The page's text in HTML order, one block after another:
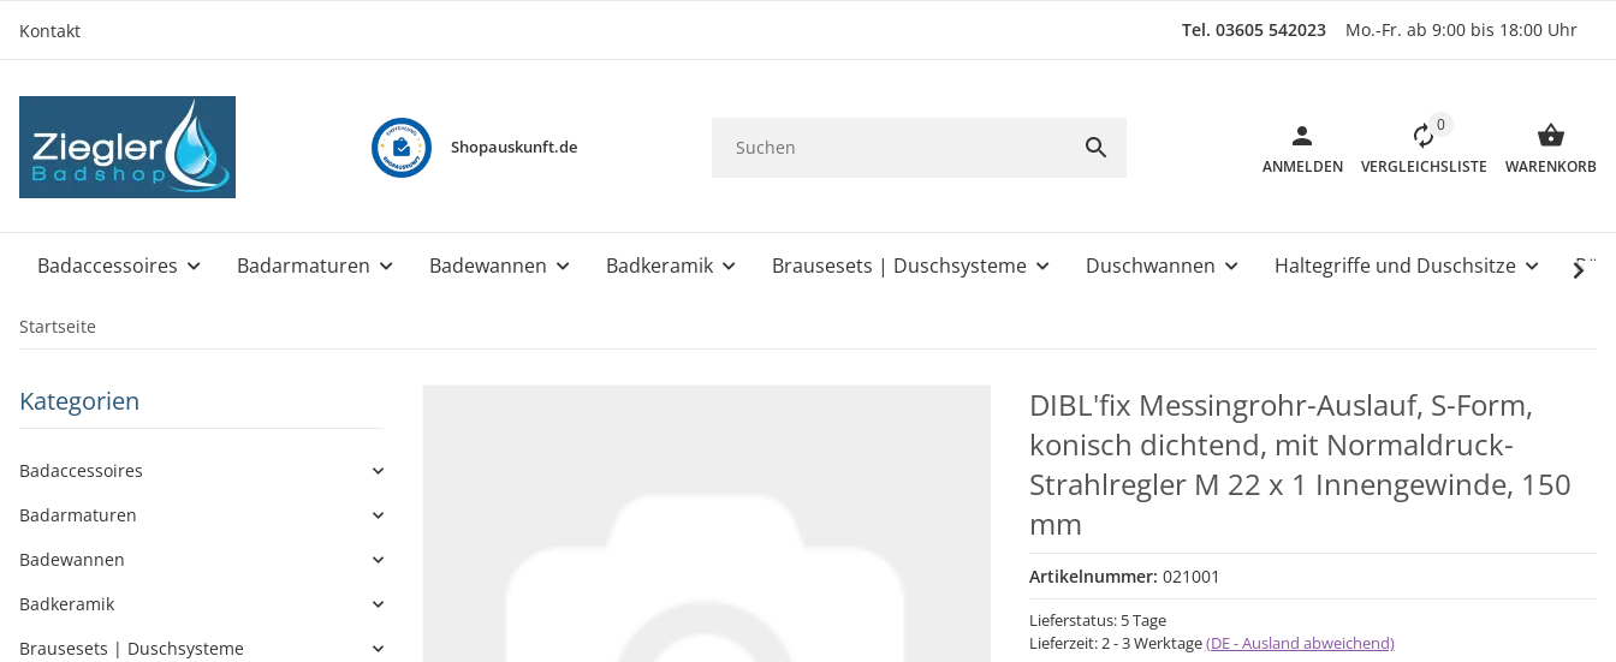
Kontakt Tel. 03605 542023 Mo.-Fr. ab 9:00 bis 18:00 Uhr
Shopauskunft.de
ANMELDEN
0
VERGLEICHSLISTE WARENKORB
Badaccessoires Badarmaturen Badewannen Badkeramik Brausesets | Duschsysteme Duschwannen Haltegriffe und Duschsitze
Startseite
DIBL'fix Messingrohr-Auslauf, S-Form,
konisch dichtend, mit Normaldruck-
Strahlregler M 22 x 1 Innengewinde, 150
mm
Artikelnummer: 021001
Lieferstatus: 5 Tage
Lieferzeit:2 - 3 Werktage(DE - Ausland abweichend)
Kategorien
Badaccessoires
Badarmaturen
Badewannen
Badkeramik
Brausesets | Duschsysteme